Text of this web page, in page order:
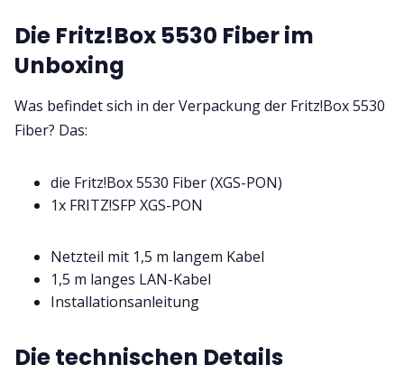
Die Fritz!Box 5530 Fiber im
Unboxing
Was befindet sich in der Verpackung der Fritz!Box 5530
Fiber? Das:
die Fritz!Box 5530 Fiber (XGS-PON)
1x FRITZ!SFP XGS-PON
Netzteil mit 1,5 m langem Kabel
1,5 m langes LAN-Kabel
Installationsanleitung
Die technischen Details